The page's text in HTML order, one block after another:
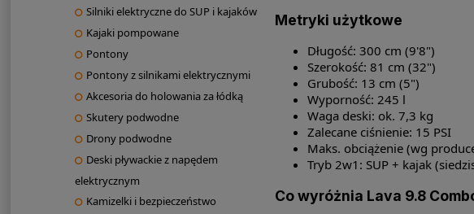
Silniki elektryczne do SUP i kajaków
Kajaki pompowane
Pontony
Pontony z silnikami elektrycznymi
Akcesoria do holowania za łódką
Skutery podwodne
Drony podwodne
Deski pływackie z napędem
elektrycznym
Kamizelki i bezpieczeństwo
Metryki użytkowe
Długość: 300 cm (9'8")
Szerokość: 81 cm (32")
Grubość: 13 cm (5")
Wyporność: 245 l
Waga deski: ok. 7,3 kg
Zalecane ciśnienie: 15 PSI
Maks. obciążenie (wg
Tryb 2w1: SUP + kajak
Co wyróżnia Lava 9.8